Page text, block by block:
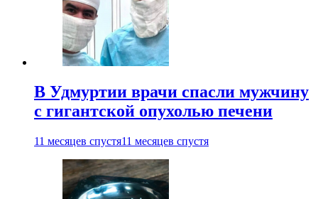
В Удмуртии врачи спасли мужчину
с гигантской опухолью печени
11 месяцев спустя11 месяцев спустя